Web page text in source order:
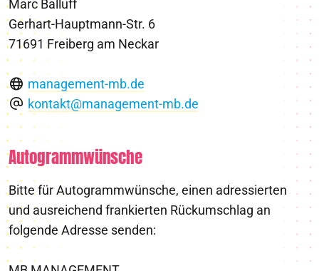
Marc Balluff
Gerhart-Hauptmann-Str. 6
71691 Freiberg am Neckar
management-mb.de
kontakt@management-mb.de
Autogrammwünsche
Bitte für Autogrammwünsche, einen adressierten
und ausreichend frankierten Rückumschlag an
folgende Adresse senden: